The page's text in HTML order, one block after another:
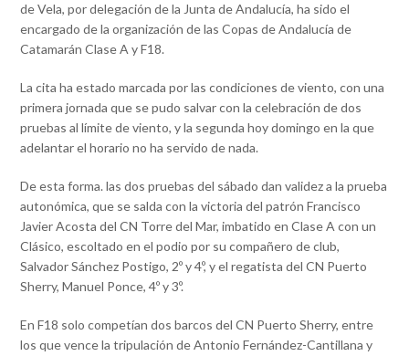
de Vela, por delegación de la Junta de Andalucía, ha sido el
encargado de la organización de las Copas de Andalucía de
Catamarán Clase A y F18.
La cita ha estado marcada por las condiciones de viento, con una
primera jornada que se pudo salvar con la celebración de dos
pruebas al límite de viento, y la segunda hoy domingo en la que
adelantar el horario no ha servido de nada.
De esta forma. las dos pruebas del sábado dan validez a la prueba
autonómica, que se salda con la victoria del patrón Francisco
Javier Acosta del CN Torre del Mar, imbatido en Clase A con un
Clásico, escoltado en el podio por su compañero de club,
Salvador Sánchez Postigo, 2º y 4º, y el regatista del CN Puerto
Sherry, Manuel Ponce, 4º y 3º.
En F18 solo competían dos barcos del CN Puerto Sherry, entre
los que vence la tripulación de Antonio Fernández-Cantillana y